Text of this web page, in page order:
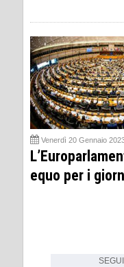
Venerdì 20 Gennaio
equo per i
SEGUI